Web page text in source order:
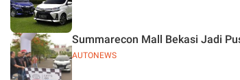
AUTONEWS
Summarecon Mall Bekasi Jadi